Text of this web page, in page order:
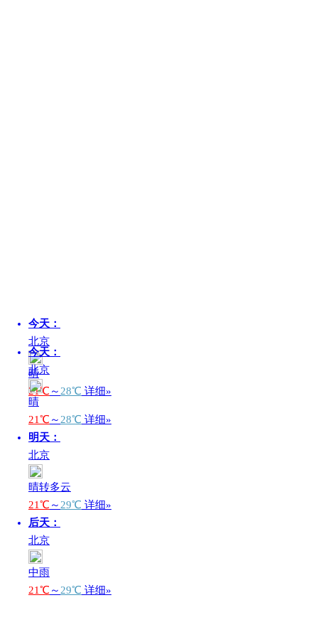
今天：
北京
晴
21℃ ～ 28℃ 详细»
今天：
北京
晴
21℃ ～ 28℃ 详细»
明天：
北京
晴转多云
21℃ ～ 29℃ 详细»
后天：
北京
中雨
21℃ ～ 29℃ 详细»